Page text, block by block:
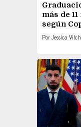
más de
según
PorJessica